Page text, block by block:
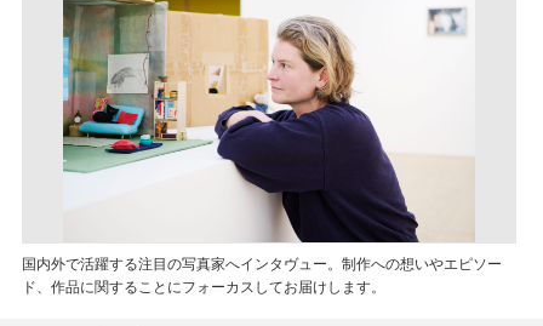
国内外で活躍する注目の写真家へインタヴュー。制作への想いやエピソー
ド、作品に関することにフォーカスしてお届けします。